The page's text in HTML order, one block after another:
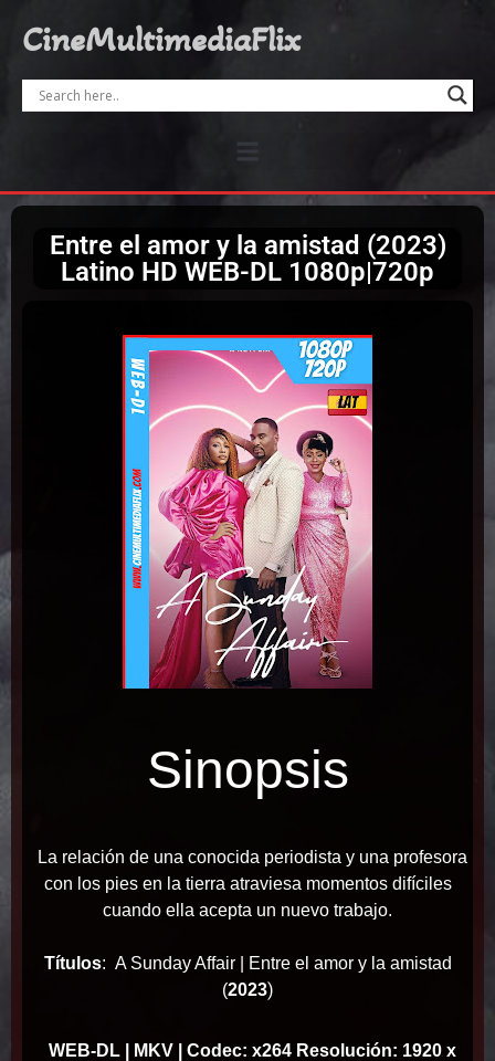
CineMultimediaFlix
Entre el amor y la amistad (2023)
Latino HD WEB-DL 1080p|720p
Sinopsis
La relación de una conocida periodista y una profesora
con los pies en la tierra atraviesa momentos difíciles
cuando ella acepta un nuevo trabajo.
Títulos: A Sunday Affair | Entre el amor y la amistad
(2023)
WEB-DL
| MKV | Codec: x264 Resolución: 1920 x